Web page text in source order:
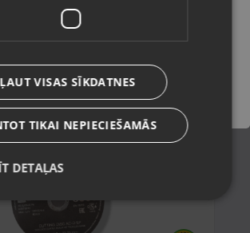
(Garantija 24 mēneši)
Saglabāt
VISAS SĪKDATNES
TIKAI NEPIECIEŠAMĀS
DETAĻAS